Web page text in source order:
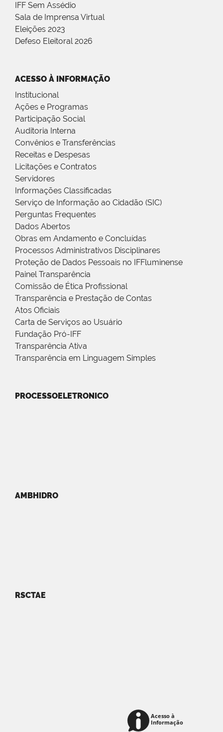
IFF Sem Assédio
Sala de Imprensa Virtual
Eleições 2023
Defeso Eleitoral 2026
ACESSO À INFORMAÇÃO
Institucional
Ações e Programas
Participação Social
Auditoria Interna
Convênios e Transferências
Receitas e Despesas
Licitações e Contratos
Servidores
Informações Classificadas
Serviço de Informação ao Cidadão (SIC)
Perguntas Frequentes
Dados Abertos
Obras em Andamento e Concluídas
Processos Administrativos Disciplinares
Proteção de Dados Pessoais no IFFluminense
Painel Transparência
Comissão de Ética Profissional
Transparência e Prestação de Contas
Atos Oficiais
Carta de Serviços ao Usuário
Fundação Pró-IFF
Transparência Ativa
Transparência em Linguagem Simples
PROCESSOELETRONICO
AMBHIDRO
RSCTAE